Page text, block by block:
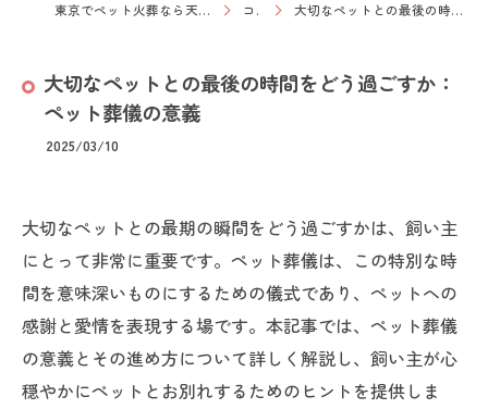
東京でペット火葬なら天国への扉 ペットメモリアル東京西 コラム 大切なペットとの最後の時間をどう過ごすか：ペット葬儀の意義
大切なペットとの最後の時間をどう過ごすか：
ペット葬儀の意義
2025/03/10
大切なペットとの最期の瞬間をどう過ごすかは、飼い主
にとって非常に重要です。ペット葬儀は、この特別な時
間を意味深いものにするための儀式であり、ペットへの
感謝と愛情を表現する場です。本記事では、ペット葬儀
の意義とその進め方について詳しく解説し、飼い主が心
穏やかにペットとお別れするためのヒントを提供しま